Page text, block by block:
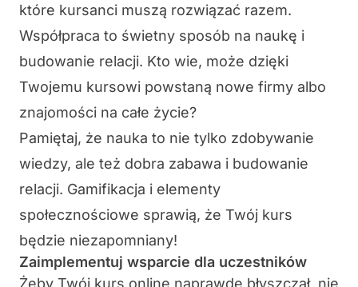
które kursanci muszą rozwiązać razem.
Współpraca to świetny sposób na naukę i
budowanie relacji. Kto wie, może dzięki
Twojemu kursowi powstaną nowe firmy albo
znajomości na całe życie?
Pamiętaj, że nauka to nie tylko zdobywanie
wiedzy, ale też dobra zabawa i budowanie
relacji. Gamifikacja i elementy
społecznościowe sprawią, że Twój kurs
będzie niezapomniany!
Zaimplementuj wsparcie dla uczestników
Żeby Twój kurs online naprawdę błyszczał, nie